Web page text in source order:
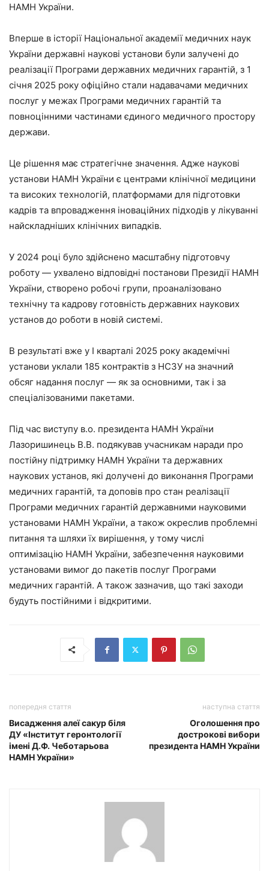
НАМН України.
Вперше в історії Національної академії медичних наук
України державні наукові установи були залучені до
реалізації Програми державних медичних гарантій, з 1
січня 2025 року офіційно стали надавачами медичних
послуг у межах Програми медичних гарантій та
повноцінними частинами єдиного медичного простору
держави.
Це рішення має стратегічне значення. Адже наукові
установи НАМН України є центрами клінічної медицини
та високих технологій, платформами для підготовки
кадрів та впровадження іноваційних підходів у лікуванні
найскладніших клінічних випадків.
У 2024 році було здійснено масштабну підготовчу
роботу — ухвалено відповідні постанови Президії НАМН
України, створено робочі групи, проаналізовано
технічну та кадрову готовність державних наукових
установ до роботи в новій системі.
В результаті вже у І кварталі 2025 року академічні
установи уклали 185 контрактів з НСЗУ на значний
обсяг надання послуг — як за основними, так і за
спеціалізованими пакетами.
Під час виступу в.о. президента НАМН України
Лазоришинець В.В. подякував учасникам наради про
постійну підтримку НАМН України та державних
наукових установ, які долучені до виконання Програми
медичних гарантій, та доповів про стан реалізації
Програми медичних гарантій державними науковими
установами НАМН України, а також окреслив проблемні
питання та шляхи їх вирішення, у тому числі
оптимізацію НАМН України, забезпечення науковими
установами вимог до пакетів послуг Програми
медичних гарантій. А також зазначив, що такі заходи
будуть постійними і відкритими.
попередня стаття
Висадження алеї сакур біля
ДУ «Інститут геронтології
імені Д.Ф. Чеботарьова
НАМН України»
наступна стаття
Оголошення про
дострокові вибори
президента НАМН України